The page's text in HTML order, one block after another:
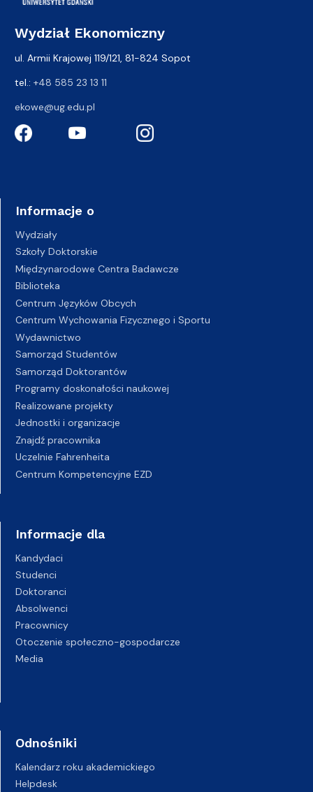
Wydział Ekonomiczny
ul. Armii Krajowej 119/121, 81-824 Sopot
tel.: +48 585 23 13 11
ekowe@ug.edu.pl
Informacje o
Wydziały
Szkoły Doktorskie
Międzynarodowe Centra Badawcze
Biblioteka
Centrum Języków Obcych
Centrum Wychowania Fizycznego i Sportu
Wydawnictwo
Samorząd Studentów
Samorząd Doktorantów
Programy doskonałości naukowej
Realizowane projekty
Jednostki i organizacje
Znajdź pracownika
Uczelnie Fahrenheita
Centrum Kompetencyjne EZD
Informacje dla
Kandydaci
Studenci
Doktoranci
Absolwenci
Pracownicy
Otoczenie społeczno-gospodarcze
Media
Odnośniki
Kalendarz roku akademickiego
Helpdesk